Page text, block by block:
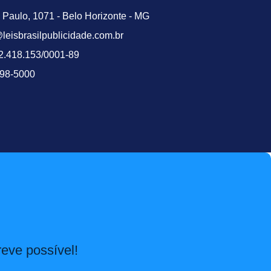
1071 - Belo Horizonte - MG
0001-89
5000
possível!